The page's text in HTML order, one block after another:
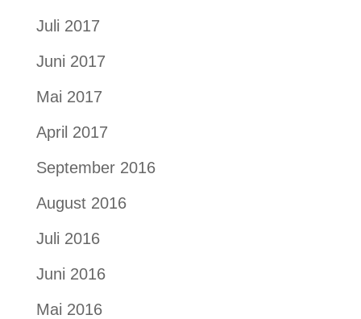
Juli 2017
Juni 2017
Mai 2017
April 2017
September 2016
August 2016
Juli 2016
Juni 2016
Mai 2016